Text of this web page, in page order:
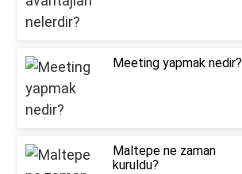
Meeting yapmak nedir?
Maltepe ne zaman
kuruldu?